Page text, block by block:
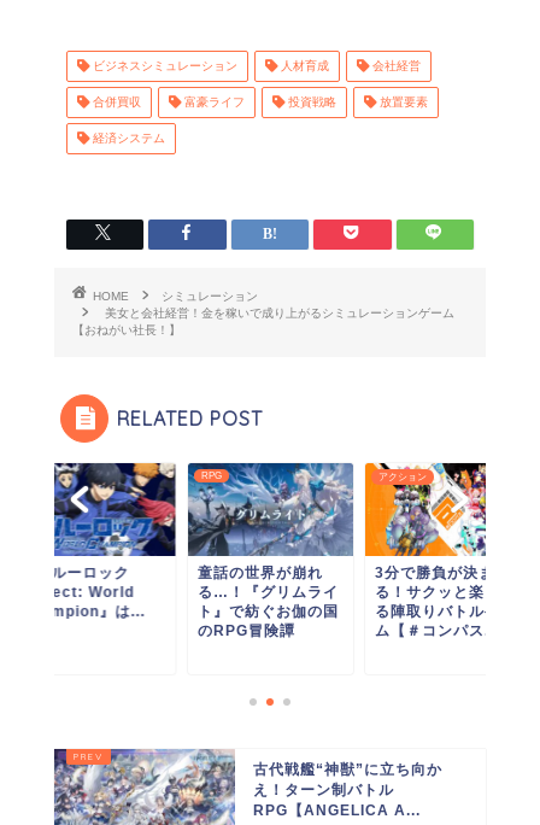
ビジネスシミュレーション 人材育成 会社経営
合併買収 富豪ライフ 投資戦略 放置要素
経済システム
HOME
シミュレーション
美女と会社経営！金を稼いで成り上がるシミュレーションゲーム
【おねがい社長！】
RELATED POST
『ブルーロック
Project: World
Champion』は...
RPG
童話の世界が崩れ
る…！『グリムライ
ト』で紡ぐお伽の国
のRPG冒険譚
アクション
3分で勝負が決ま
る！サクッと楽しめ
る陣取りバトルゲー
ム【＃コンパス...
古代戦艦“神獣”に立ち向か
え！ターン制バトル
RPG【ANGELICA A...